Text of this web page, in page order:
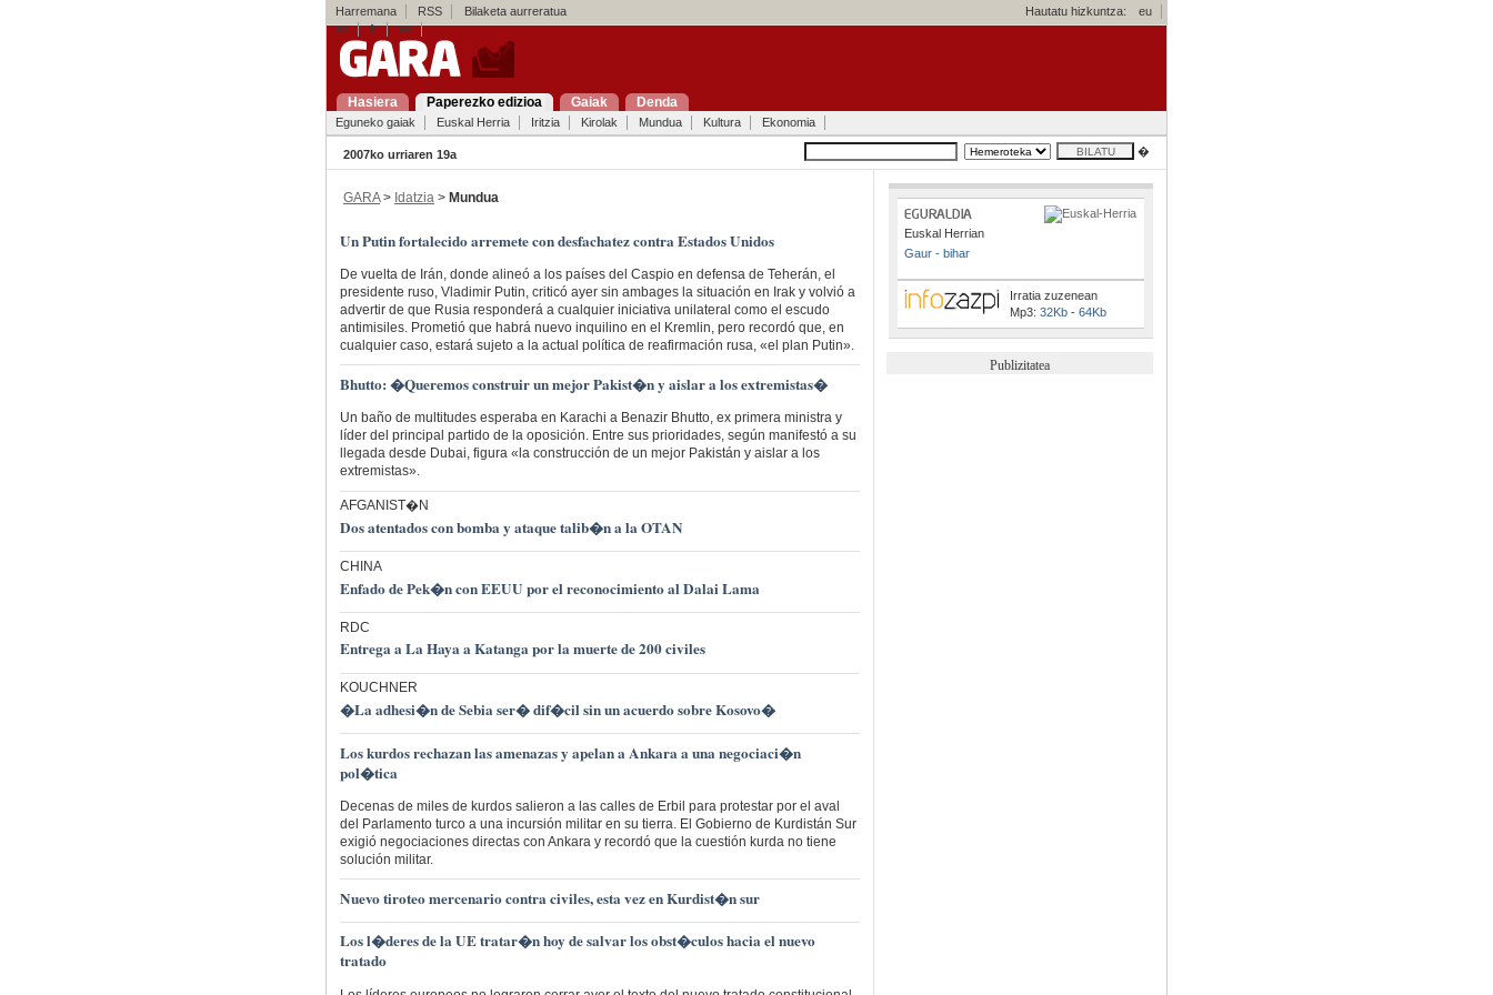
Harremana RSS Bilaketa aurreratua Hautatu hizkuntza:
eu
es
fr en
Hasiera Paperezko edizioa Gaiak Denda
Eguneko gaiak Euskal Herria Iritzia Kirolak Mundua Kultura Ekonomia
2007ko urriaren 19a �
GARA> Idatzia > Mundua
Un Putin fortalecido arremete con desfachatez contra Estados Unidos
De vuelta de Irán, donde alineó a los países del Caspio en defensa de Teherán, el
presidente ruso, Vladimir Putin, criticó ayer sin ambages la situación en Irak y volvió a
advertir de que Rusia responderá a cualquier iniciativa unilateral como el escudo
antimisiles. Prometió que habrá nuevo inquilino en el Kremlin, pero recordó que, en
cualquier caso, estará sujeto a la actual política de reafirmación rusa, «el plan Putin».
Bhutto: �Queremos construir un mejor Pakist�n y aislar a los extremistas�
Un baño de multitudes esperaba en Karachi a Benazir Bhutto, ex primera ministra y
líder del principal partido de la oposición. Entre sus prioridades, según manifestó a su
llegada desde Dubai, figura «la construcción de un mejor Pakistán y aislar a los
extremistas».
AFGANIST�N
Dos atentados con bomba y ataque talib�n a la OTAN
CHINA
Enfado de Pek�n con EEUU por el reconocimiento al Dalai Lama
RDC
Entrega a La Haya a Katanga por la muerte de 200 civiles
KOUCHNER
�La adhesi�n de Sebia ser� dif�cil sin un acuerdo sobre Kosovo�
Los kurdos rechazan las amenazas y apelan a Ankara a una negociaci�n
pol�tica
Decenas de miles de kurdos salieron a las calles de Erbil para protestar por el aval
del Parlamento turco a una incursión militar en su tierra. El Gobierno de Kurdistán Sur
exigió negociaciones directas con Ankara y recordó que la cuestión kurda no tiene
solución militar.
Nuevo tiroteo mercenario contra civiles, esta vez en Kurdist�n sur
Los l�deres de la UE tratar�n hoy de salvar los obst�culos hacia el nuevo
tratado
Euskal Herrian
Gaur - bihar
Irratia zuzenean
Mp3:32Kb-64Kb
Publizitatea